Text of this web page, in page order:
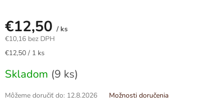
€12,50 / ks
€10,16 bez DPH
Jednotková
€12,50 / 1 ks
Skladom (9 ks)
Môžeme doručiť do: 12.8.2026 Možnosti doručenia